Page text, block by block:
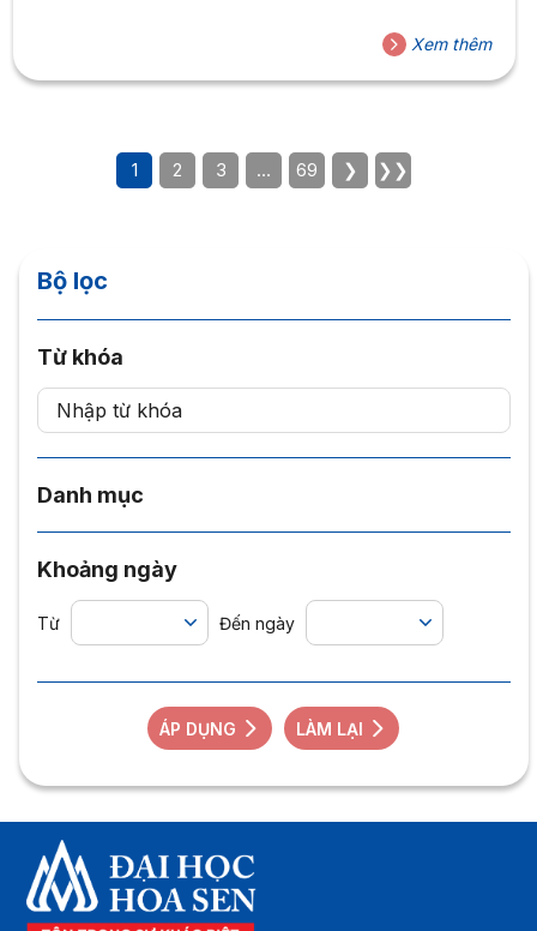
Xem thêm
1 2 3 … 69 ❯ ❯❯
Bộ lọc
Từ khóa
Danh mục
Khoảng ngày
Từ Đến ngày
ÁP DỤNG LÀM LẠI